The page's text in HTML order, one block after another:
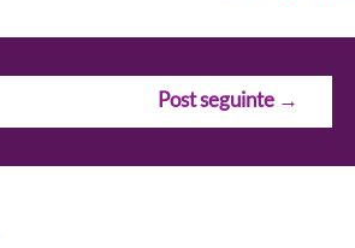
Post seguinte →